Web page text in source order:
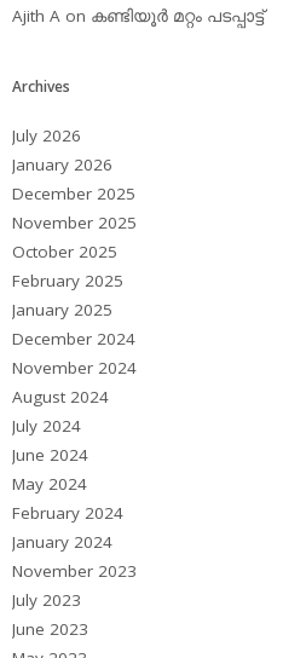
Ajith A on കണ്ടിയൂര്‍ മറ്റം പടപ്പാട്ട്‌
Archives
July 2026
January 2026
December 2025
November 2025
October 2025
February 2025
January 2025
December 2024
November 2024
August 2024
July 2024
June 2024
May 2024
February 2024
January 2024
November 2023
July 2023
June 2023